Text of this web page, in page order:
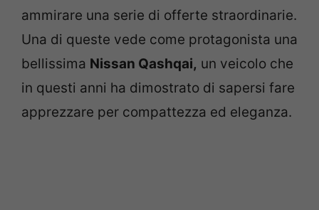
ammirare una serie di offerte straordinarie.
Una di queste vede come protagonista una
bellissima Nissan Qashqai, un veicolo che
in questi anni ha dimostrato di sapersi fare
apprezzare per compattezza ed eleganza.